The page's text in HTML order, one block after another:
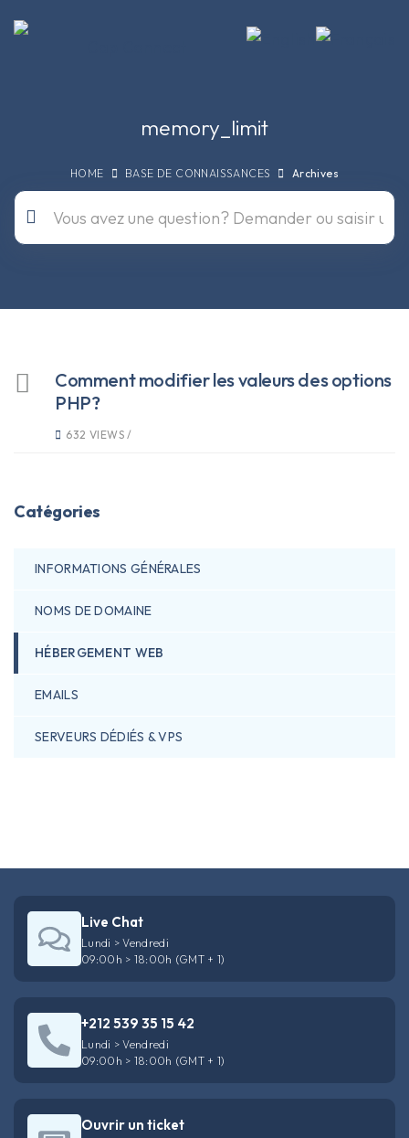
memory_limit
HOME BASE DE CONNAISSANCES Archives
Comment modifier les valeurs des options
PHP?
632 VIEWS /
Catégories
INFORMATIONS GÉNÉRALES
NOMS DE DOMAINE
HÉBERGEMENT WEB
EMAILS
SERVEURS DÉDIÉS & VPS
Live Chat
Lundi > Vendredi
09:00h > 18:00h (GMT + 1)
+212 539 35 15 42
Lundi > Vendredi
09:00h > 18:00h (GMT + 1)
Ouvrir un ticket